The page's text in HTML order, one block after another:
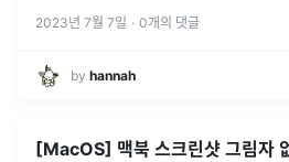
2023년 7월 7일 · 0개의 댓글
by hannah
[MacOS] 맥북 스크린샷 그림자